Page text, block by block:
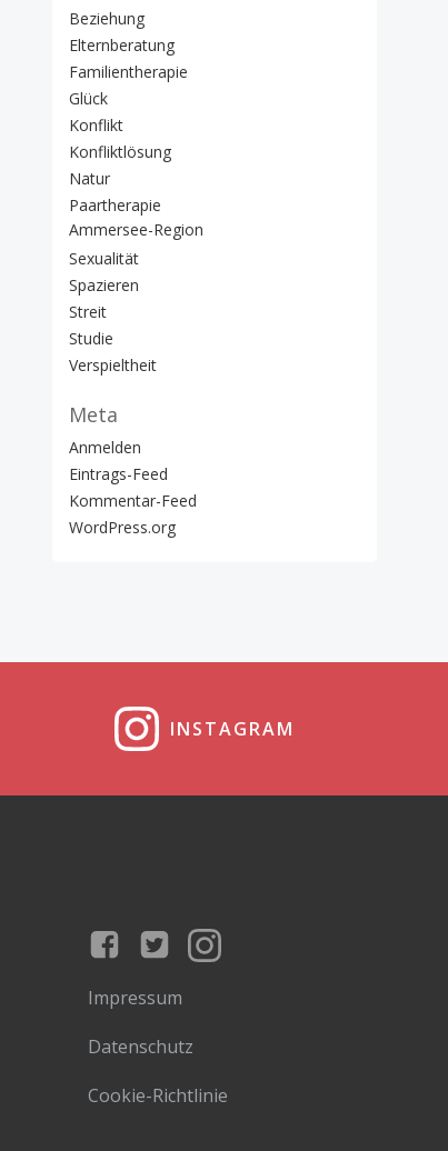
Beziehung
Elternberatung
Familientherapie
Glück
Konflikt
Konfliktlösung
Natur
Paartherapie
Ammersee-Region
Sexualität
Spazieren
Streit
Studie
Verspieltheit
Meta
Anmelden
Eintrags-Feed
Kommentar-Feed
WordPress.org
INSTAGRAM
Impressum
Datenschutz
Cookie-Richtlinie